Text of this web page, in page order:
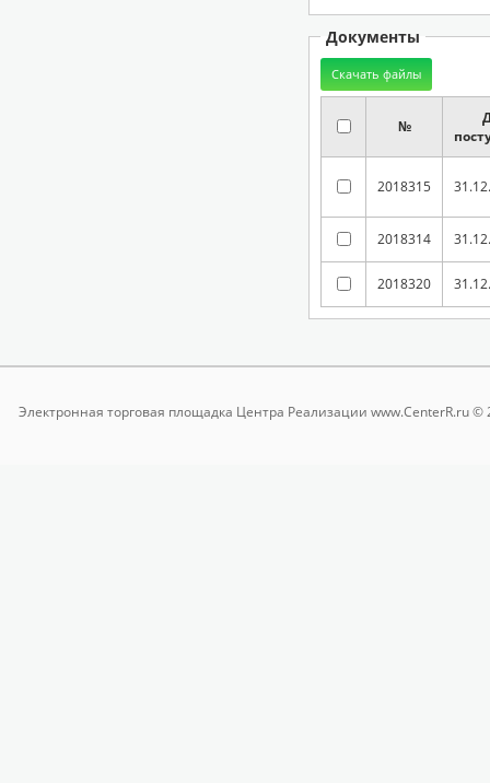
Документы
№
2018315
2018314
2018320
Электронная торговая площадка Центра Реализации www.CenterR.ru ©